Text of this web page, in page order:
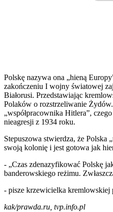
Polskę nazywa ona „hieną
zakończeniu I wojny światowej
Białorusi. Przedstawiając
Polaków o rozstrzeliwanie
„współpracownika Hitlera”,
nieagresji z 1934 roku.
Stepuszowa stwierdza, że Polska
swoją kolonię i jest gotowa jak
- „Czas zdenazyfikować Polskę
banderowskiego reżimu.
- pisze krzewicielka kremlowskiej
kak/prawda.ru, tvp.info.pl